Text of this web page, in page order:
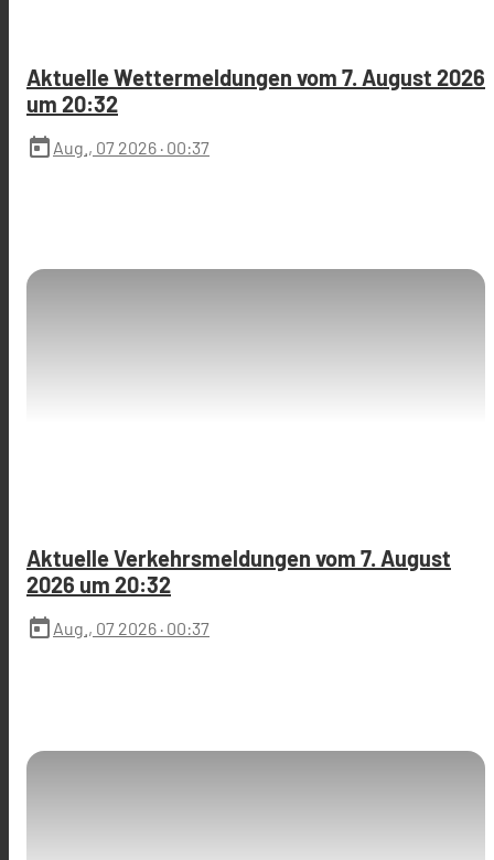
Aktuelle Wettermeldungen vom 7. August 2026
um 20:32
today Aug., 07 2026 · 00:37
Aktuelle Verkehrsmeldungen vom 7. August
2026 um 20:32
today Aug., 07 2026 · 00:37